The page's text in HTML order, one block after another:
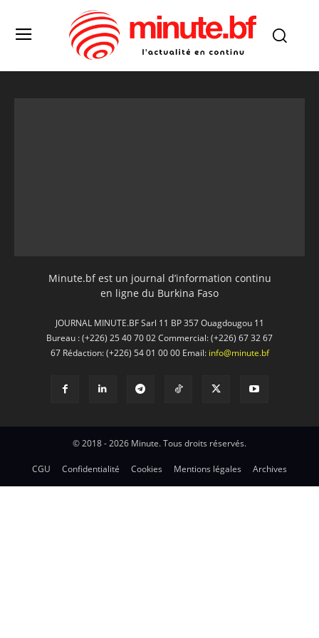
Minute.bf est un journal d’information continu
en ligne du Burkina Faso
JOURNAL MINUTE.BF Sarl 11 BP 357 Ouagdougou 11
Bureau : (+226) 25 40 70 02 Commercial: (+226) 67 32 67
67 Rédaction: (+226) 54 01 00 00 Email: info@minute.bf
© 2018 - 2026 Minute. Tous droits réservés.
CGU Confidentialité Cookies Mentions légales Archives